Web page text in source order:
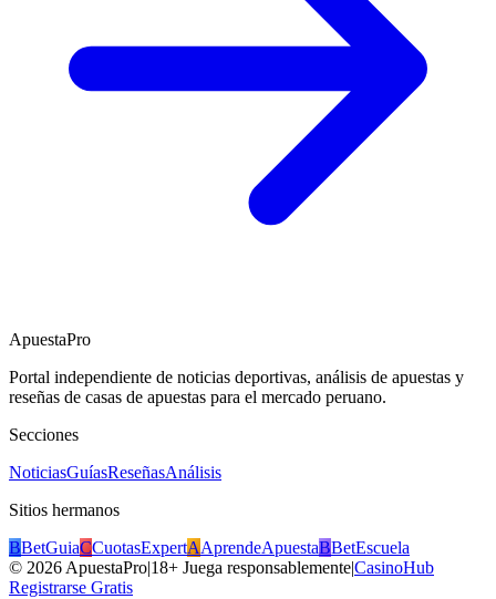
ApuestaPro
Portal independiente de noticias deportivas, análisis de apuestas y
reseñas de casas de apuestas para el mercado peruano.
Secciones
NoticiasGuíasReseñasAnálisis
Sitios hermanos
BBetGuiaCCuotasExpertAAprendeApuestaBBetEscuela
© 2026 ApuestaPro|18+ Juega responsablemente|CasinoHub
Registrarse Gratis